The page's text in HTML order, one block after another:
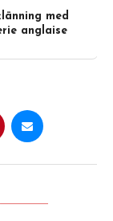
med
anglaise